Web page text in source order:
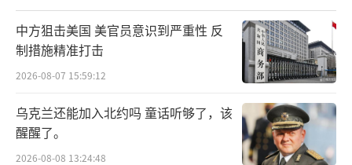
法案解禁集体自卫权，放宽武器出口限制，甚
至开始出口杀伤性武器，在穷兵黩武的道路上
越走越远。更令人发指的是，日方近期还计划
恢复“大佐”等旧日本军队的军阶用语，高市
领导的自民党开始讨论修改“无核三原则”，
其本人还暗示研发核动力潜艇等。一系列倒行
中方狙击美国 美官员意识到严重性 反
制措施精准打击
2026-08-07 15:59:12
乌克兰还能加入北约吗 童话听够了，该
醒醒了。
2026-08-08 13:24:48